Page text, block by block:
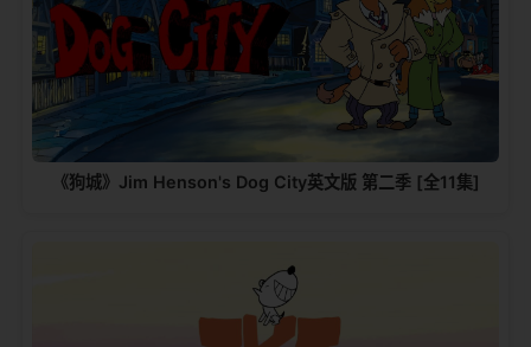
《狗城》Jim Henson's Dog City英文版 第二季 [全11集]